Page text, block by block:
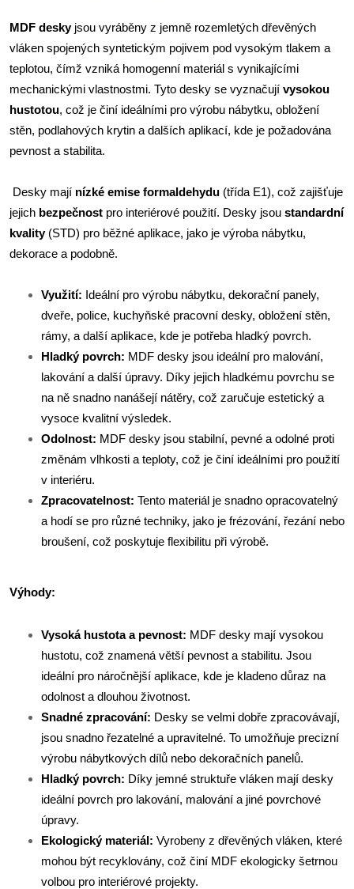
MDF deskyjsou vyráběny z jemně rozemletých dřevěných
vláken spojených syntetickým pojivem pod vysokým tlakem a
teplotou, čímž vzniká homogenní materiál s vynikajícími
mechanickými vlastnostmi. Tyto desky se vyznačují vysokou
hustotou, což je činí ideálními pro výrobu nábytku, obložení
stěn, podlahových krytin a dalších aplikací, kde je požadována
pevnost a stabilita.
Desky mají nízké emise formaldehydu (třída E1), což zajišťuje
jejich bezpečnost pro interiérové použití. Desky jsou standardní
kvality(STD) pro běžné aplikace, jako je výroba nábytku,
dekorace a podobně.
Využití: Ideální pro výrobu nábytku, dekorační panely,
dveře, police, kuchyňské pracovní desky, obložení stěn,
rámy, a další aplikace, kde je potřeba hladký povrch.
Hladký povrch: MDF desky jsou ideální pro malování,
lakování a další úpravy. Díky jejich hladkému povrchu se
na ně snadno nanášejí nátěry, což zaručuje estetický a
vysoce kvalitní výsledek.
Odolnost: MDF desky jsou stabilní, pevné a odolné proti
změnám vlhkosti a teploty, což je činí ideálními pro použití
v interiéru.
Zpracovatelnost: Tento materiál je snadno opracovatelný
a hodí se pro různé techniky, jako je frézování, řezání nebo
broušení, což poskytuje flexibilitu při výrobě.
Výhody:
Vysoká hustota a pevnost: MDF desky mají vysokou
hustotu, což znamená větší pevnost a stabilitu. Jsou
ideální pro náročnější aplikace, kde je kladeno důraz na
odolnost a dlouhou životnost.
Snadné zpracování: Desky se velmi dobře zpracovávají,
jsou snadno řezatelné a upravitelné. To umožňuje precizní
výrobu nábytkových dílů nebo dekoračních panelů.
Hladký povrch: Díky jemné struktuře vláken mají desky
ideální povrch pro lakování, malování a jiné povrchové
úpravy.
Ekologický materiál: Vyrobeny z dřevěných vláken, které
mohou být recyklovány, což činí MDF ekologicky šetrnou
volbou pro interiérové projekty.